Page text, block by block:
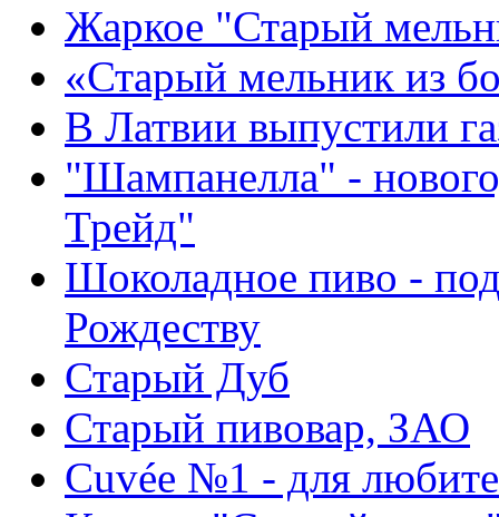
Жаркое "Старый
«Старый мельник из
В Латвии выпустили
"Шампанелла" -
Трейд"
Шоколадное пиво -
Рождеству
Старый Дуб
Старый пивовар, ЗАО
Cuvée №1 - для